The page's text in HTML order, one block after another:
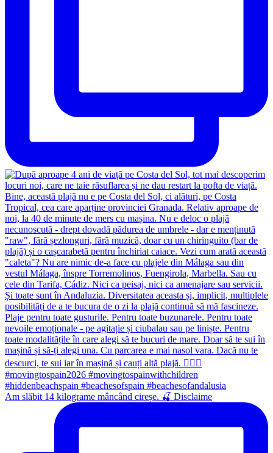
Am slăbit 14 kilograme mâncând cireșe. 🍒 Disclaime